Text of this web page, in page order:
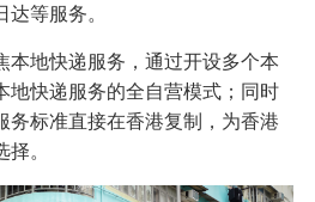
等服务。
本地快递服务，通过开设多个本
地快递服务的全自营模式；同时
务标准直接在香港复制，为香港
。